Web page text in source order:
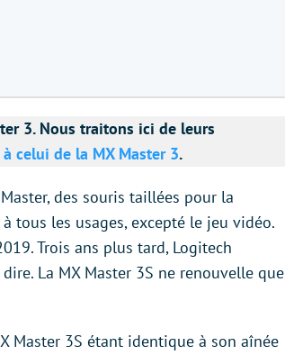
3. Nous traitons ici de leurs
celui de la MX Master 3.
des souris taillées pour la
tous les usages, excepté le jeu vidéo.
Trois ans plus tard, Logitech
La MX Master 3S ne renouvelle que
Master 3S étant identique à son aînée